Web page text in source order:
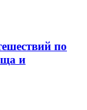
по
и